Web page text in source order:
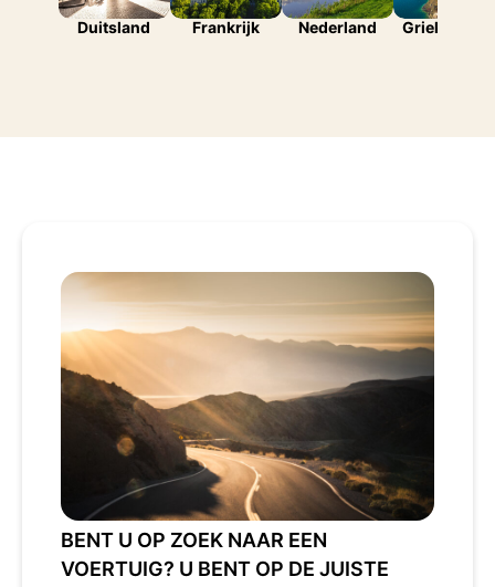
Duitsland Frankrijk Nederland Griekenland
BENT U OP ZOEK NAAR EEN
VOERTUIG? U BENT OP DE JUISTE